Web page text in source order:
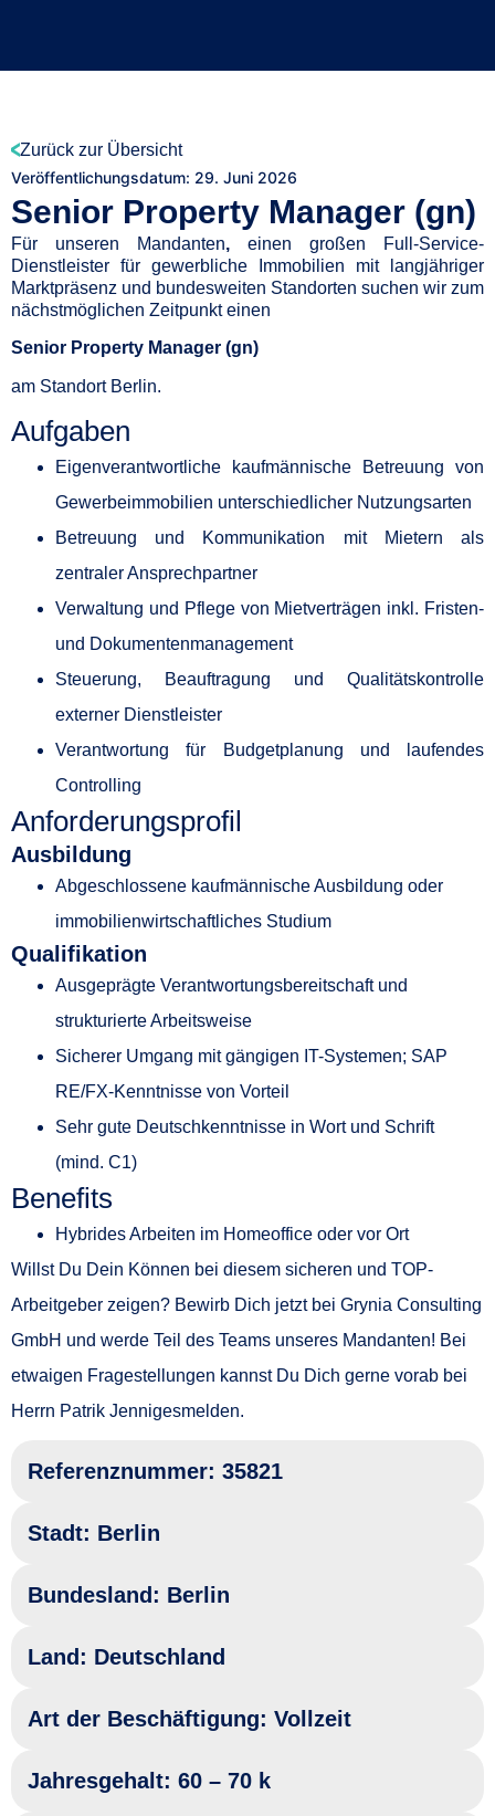
Zurück zur Übersicht
Veröffentlichungsdatum: 29. Juni 2026
Senior Property Manager (gn)
Für unseren Mandanten, einen großen Full-Service-
Dienstleister für gewerbliche Immobilien mit langjähriger
Marktpräsenz und bundesweiten Standorten suchen wir zum
nächstmöglichen Zeitpunkt einen
Senior Property Manager (gn)
am Standort Berlin.
Aufgaben
Eigenverantwortliche kaufmännische Betreuung von
Gewerbeimmobilien unterschiedlicher Nutzungsarten
Betreuung und Kommunikation mit Mietern als
zentraler Ansprechpartner
Verwaltung und Pflege von Mietverträgen inkl. Fristen-
und Dokumentenmanagement
Steuerung, Beauftragung und Qualitätskontrolle
externer Dienstleister
Verantwortung für Budgetplanung und laufendes
Controlling
Anforderungsprofil
Ausbildung
Abgeschlossene kaufmännische Ausbildung oder
immobilienwirtschaftliches Studium
Qualifikation
Ausgeprägte Verantwortungsbereitschaft und
strukturierte Arbeitsweise
Sicherer Umgang mit gängigen IT-Systemen; SAP
RE/FX-Kenntnisse von Vorteil
Sehr gute Deutschkenntnisse in Wort und Schrift
(mind. C1)
Benefits
Hybrides Arbeiten im Homeoffice oder vor Ort
Willst Du Dein Können bei diesem sicheren und TOP-
Arbeitgeber zeigen? Bewirb Dich jetzt bei Grynia Consulting
GmbH und werde Teil des Teams unseres Mandanten! Bei
etwaigen Fragestellungen kannst Du Dich gerne vorab bei
Herrn Patrik Jennigesmelden.
Referenznummer: 35821
Stadt: Berlin
Bundesland: Berlin
Land: Deutschland
Art der Beschäftigung: Vollzeit
Jahresgehalt: 60 – 70 k